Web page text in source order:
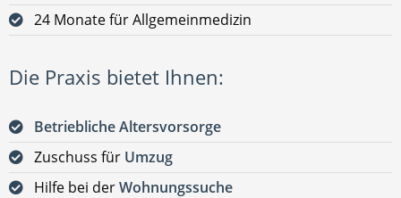
24 Monate für Allgemeinmedizin
Die Praxis bietet Ihnen:
Betriebliche Altersvorsorge
Zuschuss für Umzug
Hilfe bei derWohnungssuche